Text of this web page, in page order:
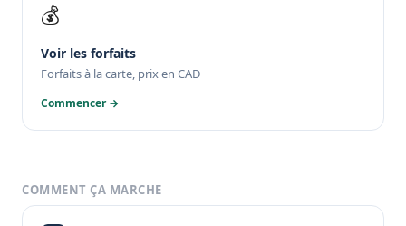
💰
Voir les forfaits
Forfaits à la carte, prix en CAD
Commencer →
COMMENT ÇA MARCHE